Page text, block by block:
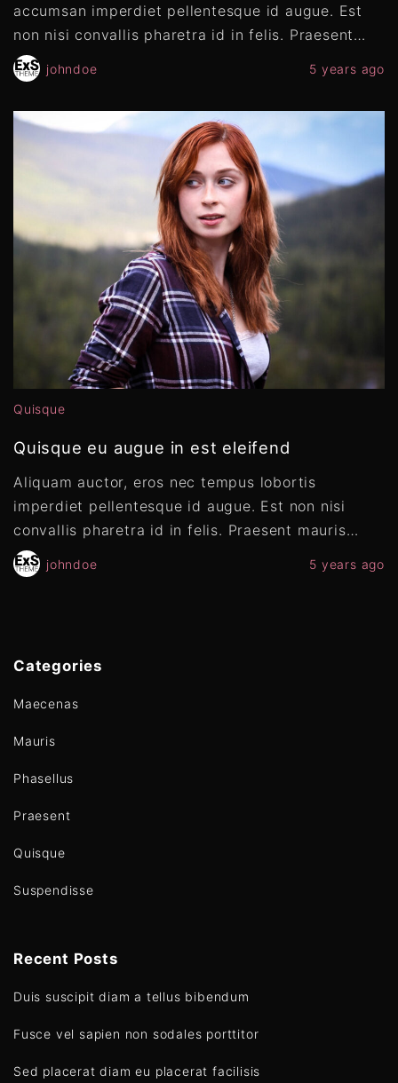
accumsan imperdiet pellentesque id augue. Est
non nisi convallis pharetra id in felis. Praesent…
johndoe 5 years ago
Quisque
Quisque eu augue in est eleifend
Aliquam auctor, eros nec tempus lobortis
imperdiet pellentesque id augue. Est non nisi
convallis pharetra id in felis. Praesent mauris…
johndoe 5 years ago
Categories
Maecenas
Mauris
Phasellus
Praesent
Quisque
Suspendisse
Recent Posts
Duis suscipit diam a tellus bibendum
Fusce vel sapien non sodales porttitor
Sed placerat diam eu placerat facilisis